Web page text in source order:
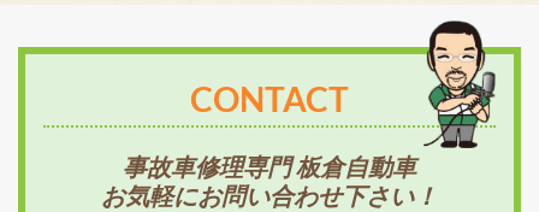
CONTACT
事故車修理専門 板倉自動車
お気軽にお問い合わせ下さい！